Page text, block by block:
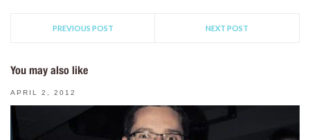
PREVIOUS POST NEXT POST
You may also like
APRIL 2, 2012